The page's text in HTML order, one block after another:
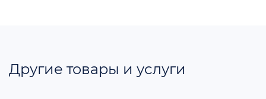
Другие товары и услуги